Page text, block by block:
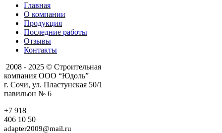
Главная
О компании
Продукция
Последние работы
Отзывы
Контакты
2008 - 2025 © Строительная
компания ООО “Юдоль”
г. Сочи, ул. Пластунская 50/1
павильон № 6
+7 918
406 10 50
adapter2009@mail.ru